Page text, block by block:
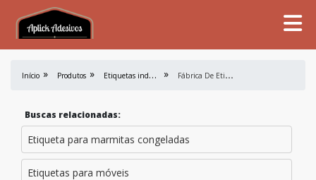
Início Produtos E
tiquetas industriais F
ábrica De Etiquetas
Buscas relacionadas:
Etiqueta para marmitas congeladas
Etiquetas para móveis